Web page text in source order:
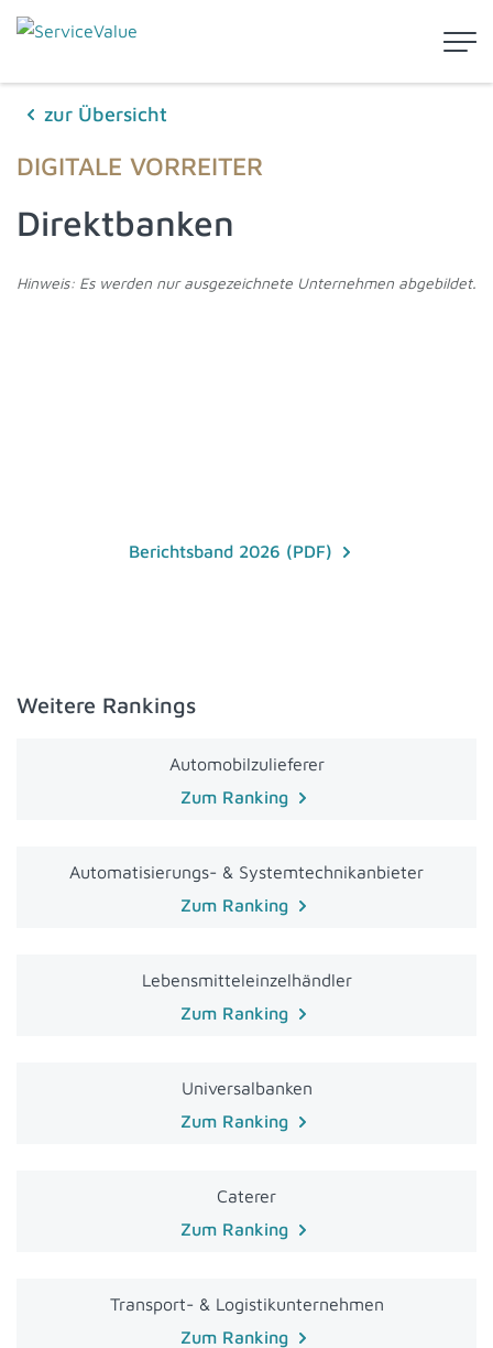
zur Übersicht
DIGITALE VORREITER
Direktbanken
Hinweis: Es werden nur ausgezeichnete Unternehmen abgebildet.
Berichtsband 2026 (PDF)
Weitere Rankings
Automobilzulieferer
Zum Ranking
Automatisierungs- & Systemtechnikanbieter
Zum Ranking
Lebensmitteleinzelhändler
Zum Ranking
Universalbanken
Zum Ranking
Caterer
Zum Ranking
Transport- & Logistikunternehmen
Zum Ranking